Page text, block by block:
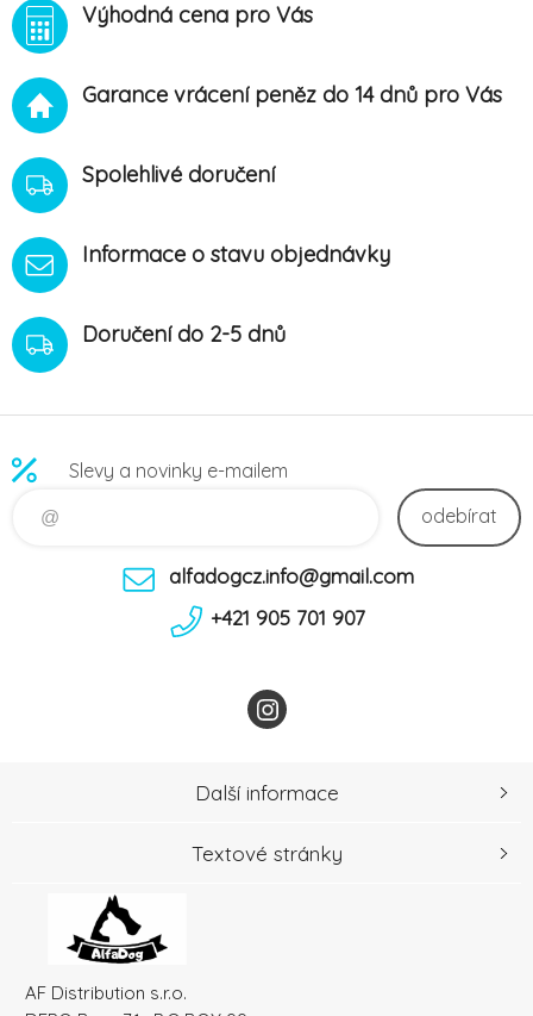
Výhodná cena pro Vás
Garance vrácení peněz do 14 dnů pro Vás
Spolehlivé doručení
Informace o stavu objednávky
Doručení do 2-5 dnů
Slevy a novinky e-mailem
odebírat
alfadogcz.info@gmail.com
+421 905 701 907
AF Distribution s.r.o.
Další informace
Textové stránky